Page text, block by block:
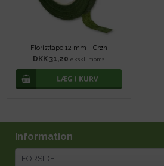
Floristtape 12 mm - Grøn
DKK 31,20 ekskl. moms
Information
FORSIDE